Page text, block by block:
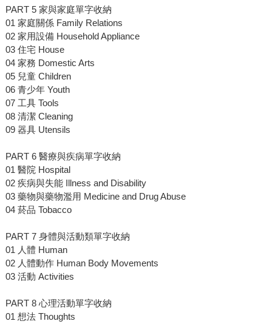
PART 5 家與家庭單字收納
01 家庭關係 Family Relations
02 家用設備 Household Appliance
03 住宅 House
04 家務 Domestic Arts
05 兒童 Children
06 青少年 Youth
07 工具 Tools
08 清潔 Cleaning
09 器具 Utensils
PART 6 醫療與疾病單字收納
01 醫院 Hospital
02 疾病與失能 Illness and Disability
03 藥物與藥物濫用 Medicine and Drug Abuse
04 菸品 Tobacco
PART 7 身體與活動類單字收納
01 人體 Human
02 人體動作 Human Body Movements
03 活動 Activities
PART 8 心理活動單字收納
01 想法 Thoughts